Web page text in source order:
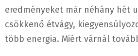
eredményeket már néhány hét
csökkenő étvágy,
több energia. Miért várnál